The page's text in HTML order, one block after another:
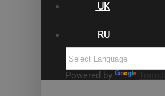
UK
RU
Powered by